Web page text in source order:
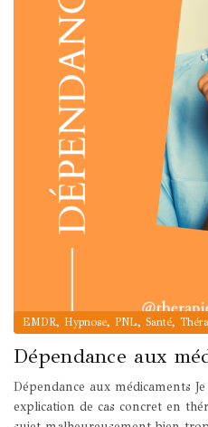
EMDR, Hypnose, PNL, Santé,
Dépendance aux
Dépendance aux médicaments
explication de cas concret en